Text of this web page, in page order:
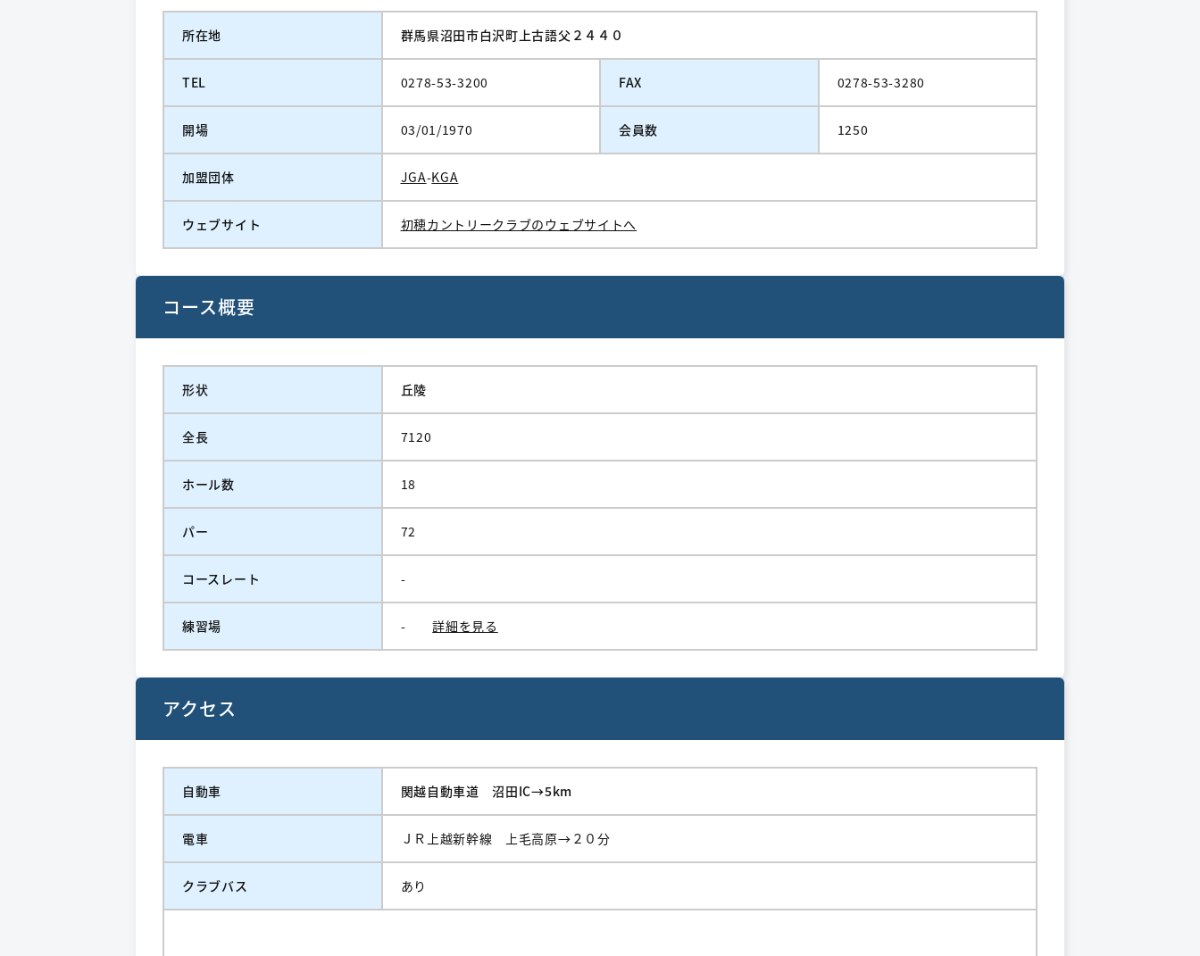
所在地 群馬県沼田市白沢町上古語父２４４０
TEL 0278-53-3200 FAX 0278-53-3280
開場 03/01/1970 会員数 1250
加盟団体 JGA-KGA
ウェブサイト 初穂カントリークラブのウェブサイトへ
コース概要
形状 丘陵
全長 7120
ホール数 18
パー 72
コースレート -
練習場 - 詳細を見る
アクセス
自動車 関越自動車道 沼田IC→5km
電車 ＪＲ上越新幹線 上毛高原→２０分
クラブバス あり